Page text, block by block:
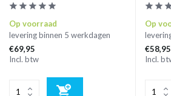
Op voorraad
levering binnen 5 werkdagen
€69,95
Incl. btw
Op
€58,95
Incl.